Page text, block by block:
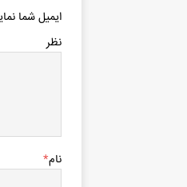
ایمیل شما
نظر
نام*